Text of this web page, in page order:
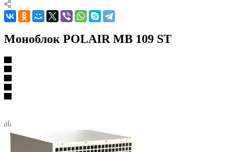
Моноблок POLAIR MB 109 ST